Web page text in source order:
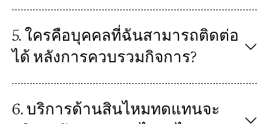
5. ใครคือบุคคลที่ฉันสามารถติดต่อ
ได้ หลังการควบรวมกิจการ?
6. บริการด้านสินไหมทดแทนจะ